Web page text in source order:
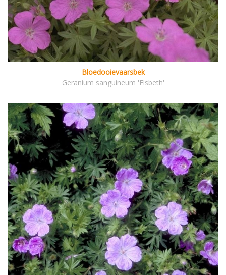
Bloedooievaarsbek
Geranium sanguineum 'Elsbeth'